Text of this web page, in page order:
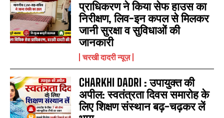
प्राधिकरण ने किया सेफ हाउस का
निरीक्षण, लिव-इन कपल से मिलकर
जानी सुरक्षा व सुविधाओं की
जानकारी
चरखी दादरी न्यूज़
CHARKHI DADRI : उपायुक्त की
अपील: स्वतंत्रता दिवस समारोह के
लिए शिक्षण संस्थान बढ़-चढ़कर लें